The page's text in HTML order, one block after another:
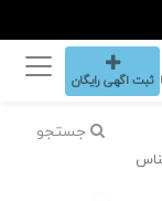
ثبت اگهی رایگان
جستجو